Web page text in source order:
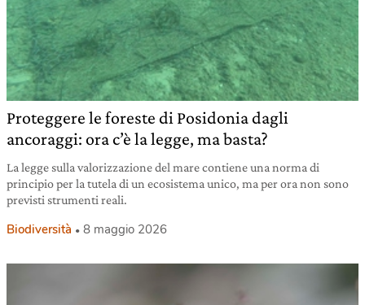
Proteggere le foreste di Posidonia dagli
ancoraggi: ora c’è la legge, ma basta?
La legge sulla valorizzazione del mare contiene una norma di
principio per la tutela di un ecosistema unico, ma per ora non sono
previsti strumenti reali.
Biodiversità 8 maggio 2026